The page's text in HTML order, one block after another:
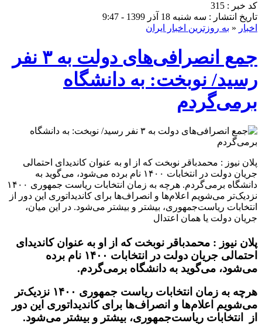
کد خبر : 315
تاریخ انتشار : سه شنبه 18 آذر 1399 - 9:47
اخبار « به روزترین اخبار ایران
جمع انصرافی‌های دولت به ۳ نفر
رسید/ نوبخت: به دانشگاه
برمی‌گردم
پلان نیوز : محمدباقر نوبخت که از او به عنوان کاندیدای احتمالی
جریان دولت در انتخابات ۱۴۰۰ نام برده می‌شود، می‌‌گوید به
دانشگاه برمی‌گردم. هرچه به زمان انتخابات ریاست جمهوری ۱۴۰۰
نزدیک‌تر می‌شویم اعلام‌ها و انصراف‌ها برای کاندیداتوری این دور از
انتخابات ریاست‌جمهوری، بیشتر و بیشتر می‌شود. در این میان،
جریان دولت یا همان اعتدال
پلان نیوز : محمدباقر نوبخت که از او به عنوان کاندیدای
احتمالی جریان دولت در انتخابات ۱۴۰۰ نام برده
می‌شود، می‌‌گوید به دانشگاه برمی‌گردم.
هرچه به زمان انتخابات ریاست جمهوری ۱۴۰۰ نزدیک‌تر
می‌شویم اعلام‌ها و انصراف‌ها برای کاندیداتوری این دور
از انتخابات ریاست‌جمهوری، بیشتر و بیشتر می‌شود.